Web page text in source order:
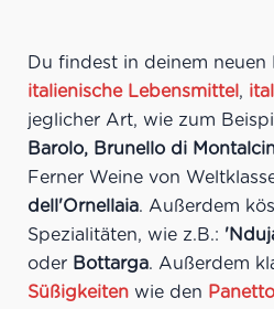
Du findest in deinem
italienische Lebensmittel,
jeglicher Art, wie zum
Barolo, Brunello di
Ferner Weine von
dell'Ornellaia. Außerdem
Spezialitäten, wie z.B.:
oder Bottarga. Außerdem
Süßigkeiten wie den